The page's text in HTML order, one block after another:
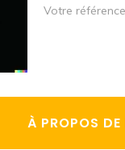
Votre
À PROPOS DE